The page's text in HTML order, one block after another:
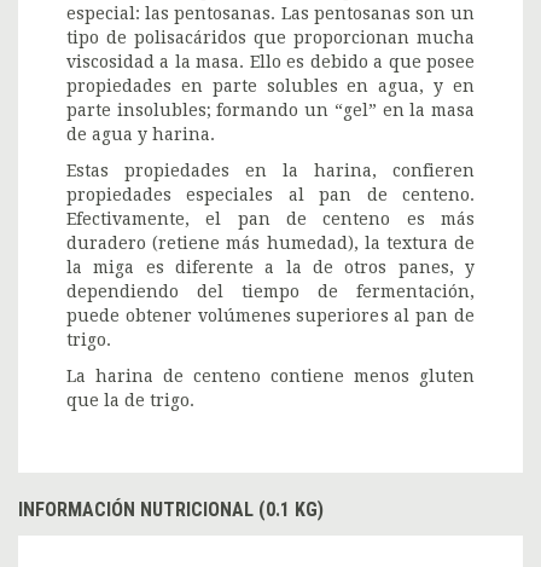
especial: las pentosanas. Las pentosanas son un
tipo de polisacáridos que proporcionan mucha
viscosidad a la masa. Ello es debido a que posee
propiedades en parte solubles en agua, y en
parte insolubles; formando un “gel” en la masa
de agua y harina.
Estas propiedades en la harina, confieren
propiedades especiales al pan de centeno.
Efectivamente, el pan de centeno es más
duradero (retiene más humedad), la textura de
la miga es diferente a la de otros panes, y
dependiendo del tiempo de fermentación,
puede obtener volúmenes superiores al pan de
trigo.
La harina de centeno contiene menos gluten
que la de trigo.
INFORMACIÓN NUTRICIONAL (0.1 KG)